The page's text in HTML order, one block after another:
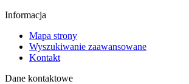
Informacja
Mapa strony
Wyszukiwanie zaawansowane
Kontakt
Dane kontaktowe